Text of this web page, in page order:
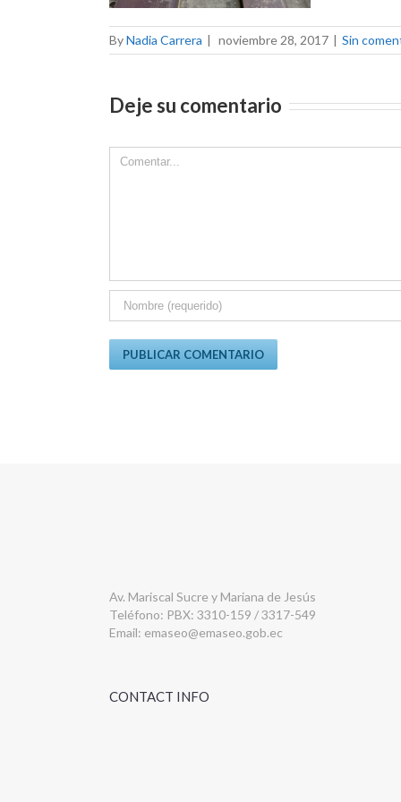
ByNadia Carrera | noviembre 28, 2017 | Sin
Deje su comentario
Comment
Av. Mariscal Sucre y Mariana de Jesús
Teléfono: PBX: 3310-159 / 3317-549
Email: emaseo@emaseo.gob.ec
CONTACT INFO